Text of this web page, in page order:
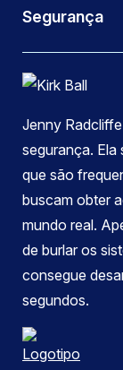
Segurança
Jenny
segurança.
que são
buscam obter
mundo real.
de burlar os
consegue
segundos.